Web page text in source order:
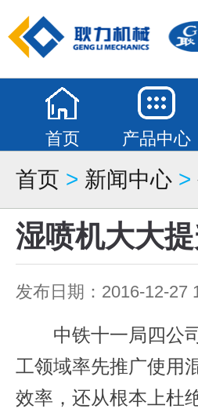
首页 产品中心
首页 > 新闻中心 >
湿喷机大大
发布日期：2016-12-27
中铁十一局四公
工领域率先推广使用
效率，还从根本上杜